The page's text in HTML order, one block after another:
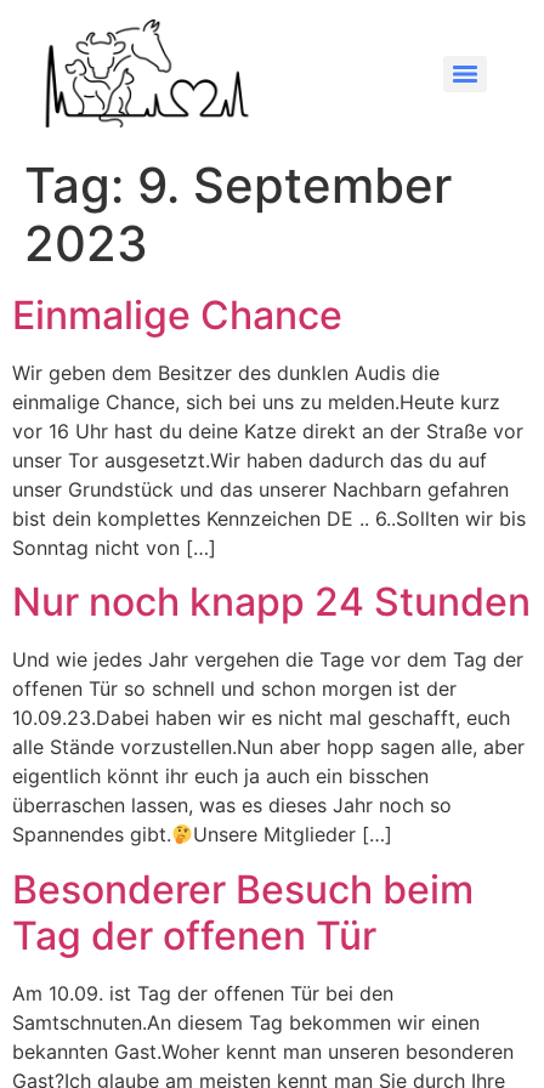
Tag: 9. September
2023
Einmalige Chance
Wir geben dem Besitzer des dunklen Audis die
einmalige Chance, sich bei uns zu melden.Heute kurz
vor 16 Uhr hast du deine Katze direkt an der Straße vor
unser Tor ausgesetzt.Wir haben dadurch das du auf
unser Grundstück und das unserer Nachbarn gefahren
bist dein komplettes Kennzeichen DE .. 6..Sollten wir bis
Sonntag nicht von […]
Nur noch knapp 24 Stunden
Und wie jedes Jahr vergehen die Tage vor dem Tag der
offenen Tür so schnell und schon morgen ist der
10.09.23.Dabei haben wir es nicht mal geschafft, euch
alle Stände vorzustellen.Nun aber hopp sagen alle, aber
eigentlich könnt ihr euch ja auch ein bisschen
überraschen lassen, was es dieses Jahr noch so
Spannendes gibt.
Unsere Mitglieder […]
Besonderer Besuch beim
Tag der offenen Tür
Am 10.09. ist Tag der offenen Tür bei den
Samtschnuten.An diesem Tag bekommen wir einen
bekannten Gast.Woher kennt man unseren besonderen
Gast?Ich glaube am meisten kennt man Sie durch Ihre